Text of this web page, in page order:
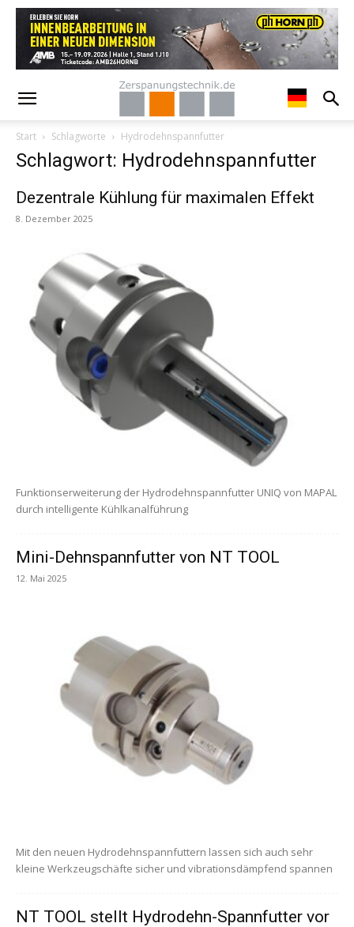
Start Schlagworte Hydrodehnspannfutter
Schlagwort: Hydrodehnspannfutter
Dezentrale Kühlung für maximalen Effekt
8. Dezember 2025
Funktionserweiterung der Hydrodehnspannfutter UNIQ von MAPAL
durch intelligente Kühlkanalführung
Mini-Dehnspannfutter von NT TOOL
12. Mai 2025
Mit den neuen Hydrodehnspannfuttern lassen sich auch sehr
kleine Werkzeugschäfte sicher und vibrationsdämpfend spannen
NT TOOL stellt Hydrodehn-Spannfutter vor